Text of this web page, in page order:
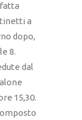
a
dopo,
8.
dal
15,30.